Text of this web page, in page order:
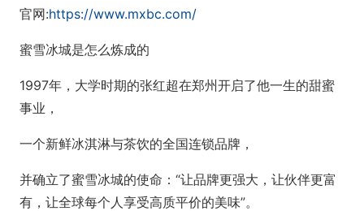
官网:https://www.mxbc.com/
蜜雪冰城是怎么炼成的
1997年，大学时期的张红超在郑州开启了他一生的甜蜜
事业，
一个新鲜冰淇淋与茶饮的全国连锁品牌，
并确立了蜜雪冰城的使命：“让品牌更强大，让伙伴更富
有，让全球每个人享受高质平价的美味”。